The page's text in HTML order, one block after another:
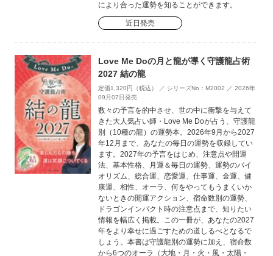
により合った運勢を知ることができます。
近日発売
Love Me Doの月と龍が導く守護龍占術
2027 結の龍
定価1,320円（税込） ／ シリーズNo：M2002 ／ 2026年
09月07日発売
数々の予言を的中させ、世の中に衝撃を与えて
きた大人気占い師・Love Me Doが占う、守護龍
別（10種の龍）の運勢本。2026年9月から2027
年12月まで、あなたの毎日の運勢を収録してい
ます。2027年の予言をはじめ、注意点や開運
法、基本性格、月運＆毎日の運勢、運勢のバイ
オリズム、総合運、恋愛運、仕事運、金運、健
康運、相性、オーラ、何をやってもうまくいか
ないときの開運アクション、宿命数別の運勢、
ドラゴンインパクト時の注意点まで、知りたい
情報を幅広く掲載。この一冊が、あなたの2027
年をより幸せに過ごすための道しるべとなるで
しょう。本書は守護龍別の運勢に加え、宿命数
から6つのオーラ（大地・月・火・風・太陽・